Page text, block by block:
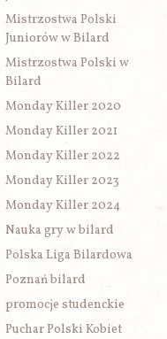
Mistrzostwa Polski
Juniorów w Bilard
Mistrzostwa Polski w
Bilard
Monday Killer 2020
Monday Killer 2021
Monday Killer 2022
Monday Killer 2023
Monday Killer 2024
Nauka gry w bilard
Polska Liga Bilardowa
Poznań bilard
promocje studenckie
Puchar Polski Kobiet